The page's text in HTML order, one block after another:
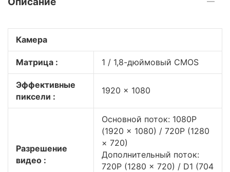
Камера
Матрица : 1 / 1,8-дюймовый CMOS
Эффективные
пиксели :
1920 × 1080
Разрешение
видео :
Основной поток: 1080P
(1920 × 1080) / 720P (1280
× 720)
Дополнительный поток:
720P (1280 × 720) / D1 (704